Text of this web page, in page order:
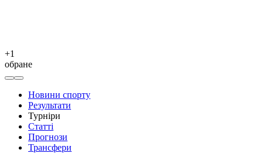
+1
обране
Новини спорту
Результати
Турніри
Статті
Прогнози
Трансфери